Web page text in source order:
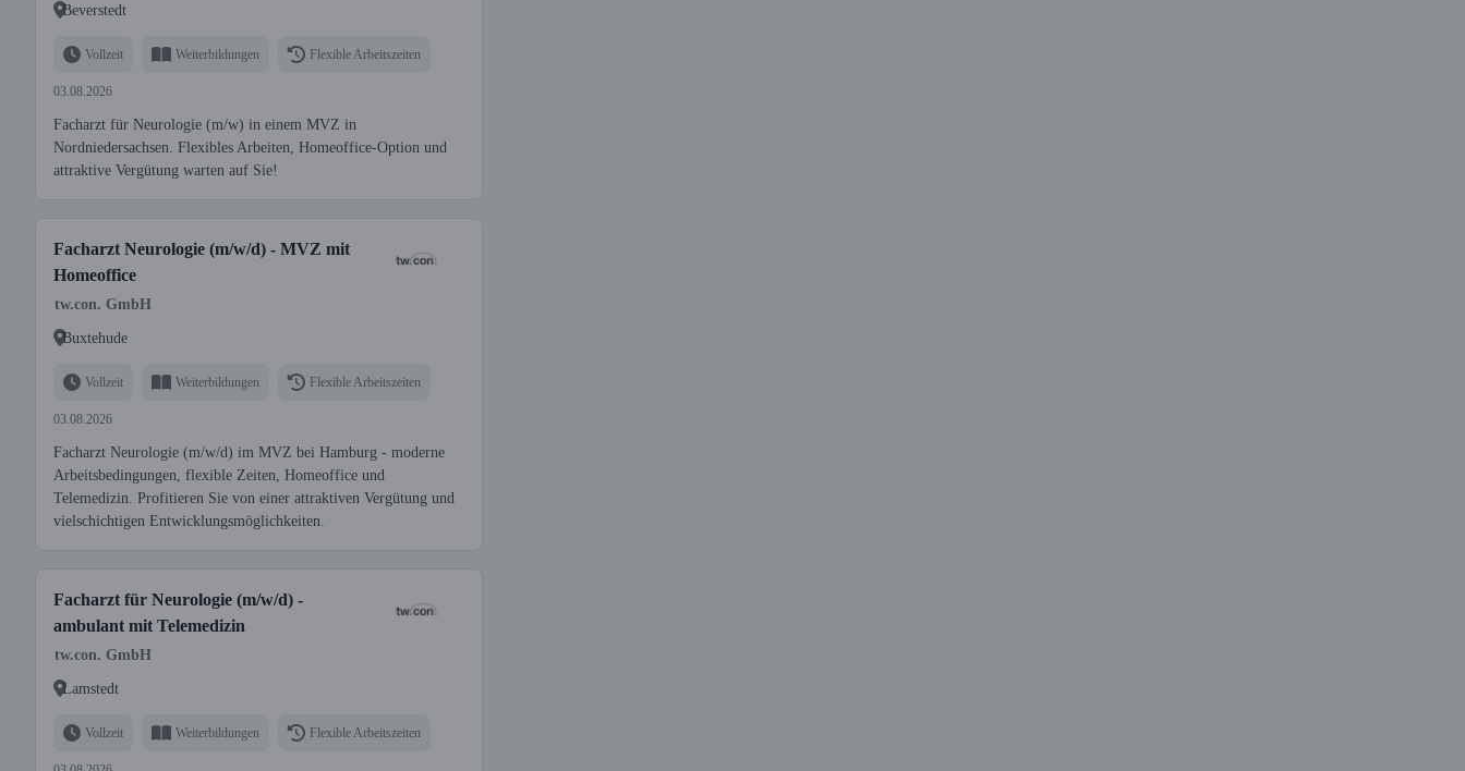
Beverstedt
Vollzeit Weiterbildungen Flexible Arbeitszeiten
03.08.2026
Facharzt für Neurologie (m/w) in einem MVZ in
Nordniedersachsen. Flexibles Arbeiten, Homeoffice-Option und
attraktive Vergütung warten auf Sie!
Facharzt Neurologie (m/w/d) - MVZ mit
Homeoffice
tw.con. GmbH
Buxtehude
Vollzeit Weiterbildungen Flexible Arbeitszeiten
03.08.2026
Facharzt Neurologie (m/w/d) im MVZ bei Hamburg - moderne
Arbeitsbedingungen, flexible Zeiten, Homeoffice und
Telemedizin. Profitieren Sie von einer attraktiven Vergütung und
vielschichtigen Entwicklungsmöglichkeiten.
Facharzt für Neurologie (m/w/d) -
ambulant mit Telemedizin
tw.con. GmbH
Lamstedt
Vollzeit Weiterbildungen Flexible Arbeitszeiten